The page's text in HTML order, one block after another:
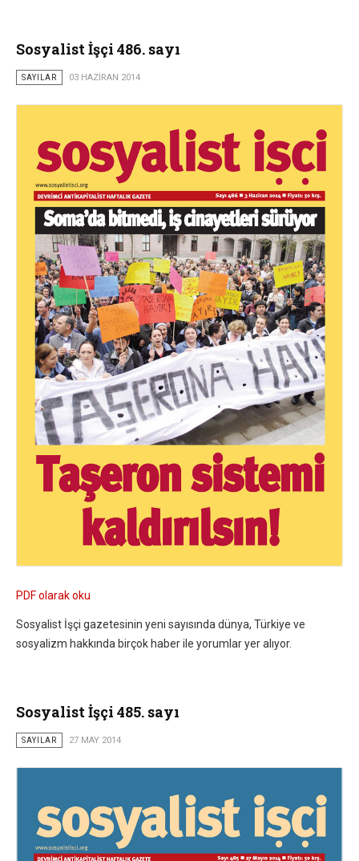
Sosyalist İşçi 486. sayı
SAYILAR 03 HAZIRAN 2014
PDF olarak oku
Sosyalist İşçi gazetesinin yeni sayısında dünya, Türkiye ve
sosyalizm hakkında birçok haber ile yorumlar yer alıyor.
Sosyalist İşçi 485. sayı
SAYILAR 27 MAY 2014